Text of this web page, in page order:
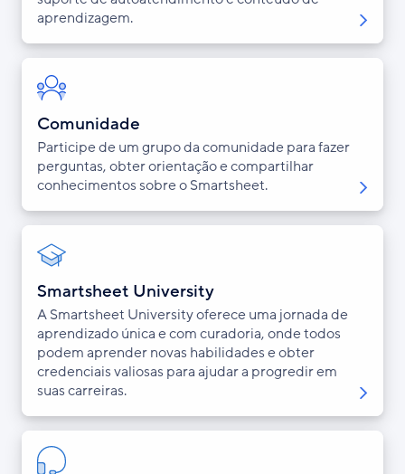
aprendizagem.
Comunidade
Participe de um grupo da comunidade para fazer
perguntas, obter orientação e compartilhar
conhecimentos sobre o Smartsheet.
Smartsheet University
A Smartsheet University oferece uma jornada de
aprendizado única e com curadoria, onde todos
podem aprender novas habilidades e obter
credenciais valiosas para ajudar a progredir em
suas carreiras.